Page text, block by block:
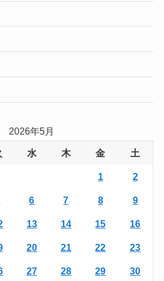
2026年5月
水 木 金 土
1 2
6 7 8 9
13 14 15 16
20 21 22 23
27 28 29 30